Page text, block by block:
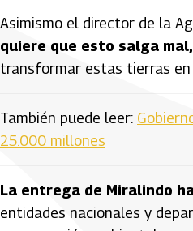
Asimismo el director de la
quiere que esto salga
transformar estas tierras en
También puede leer:
25.000 millones
La entrega de Miralindo
entidades nacionales y